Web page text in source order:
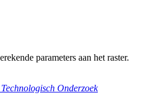
parameters aan het raster.
Onderzoek